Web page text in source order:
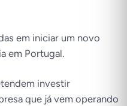
em iniciar um novo
em Portugal.
investir
que já vem operando